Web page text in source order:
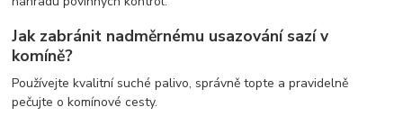
Jak zabránit nadměrnému usazování sazí v
komíně?
Používejte kvalitní suché palivo, správně topte a pravidelně
pečujte o komínové cesty.